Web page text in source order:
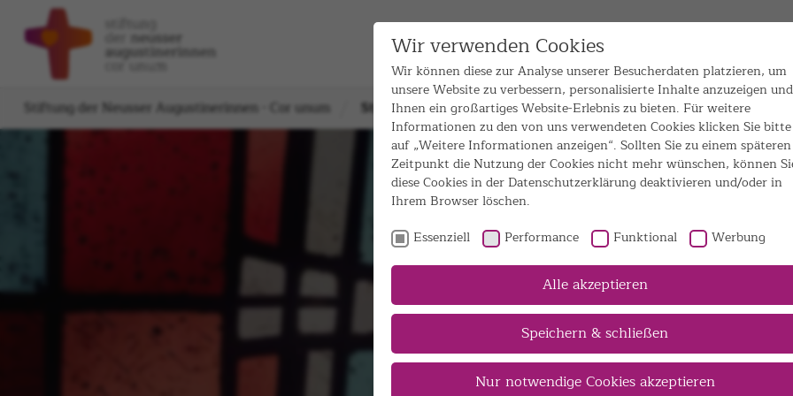
Stiftung der Neusser Augustinerinnen - Cor unum St. Augustinus Gruppe
St. Augustinus
wegweisend. menschlich. stark.
Wir verwenden Cookies
Wir können diese zur Analyse unserer Besucherdaten platzieren, um
unsere Website zu verbessern, personalisierte Inhalte anzuzeigen und
Ihnen ein großartiges Website-Erlebnis zu bieten. Für weitere
Informationen zu den von uns verwendeten Cookies klicken Sie bitte
auf „Weitere Informationen anzeigen“. Sollten Sie zu einem späteren
Zeitpunkt die Nutzung der Cookies nicht mehr wünschen, können
diese Cookies in der Datenschutzerklärung deaktivieren und/oder in
Ihrem Browser löschen.
Essenziell
Performance Funktional Werbung
Alle akzeptieren
Speichern & schließen
Nur notwendige Cookies akzeptieren